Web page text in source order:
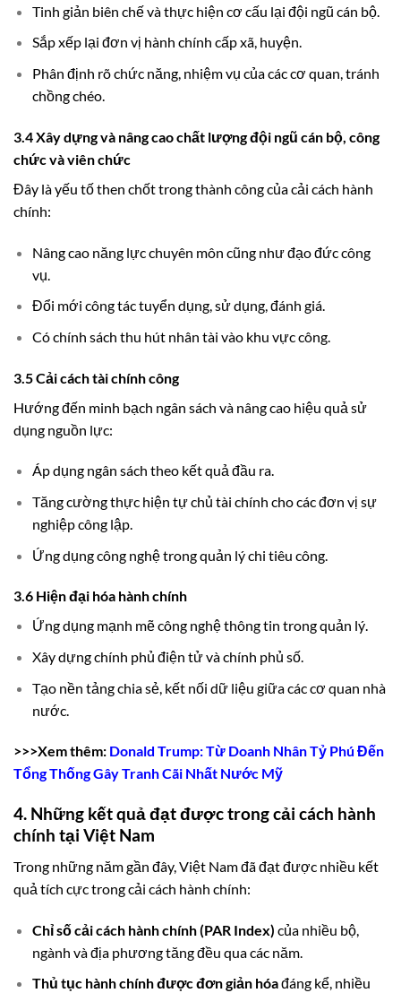
Tinh giản biên chế và thực hiện cơ cấu lại đội ngũ cán bộ.
Sắp xếp lại đơn vị hành chính cấp xã, huyện.
Phân định rõ chức năng, nhiệm vụ của các cơ quan, tránh
chồng chéo.
3.4 Xây dựng và nâng cao chất lượng đội ngũ cán bộ, công
chức và viên chức
Đây là yếu tố then chốt trong thành công của cải cách hành
chính:
Nâng cao năng lực chuyên môn cũng như đạo đức công
vụ.
Đổi mới công tác tuyển dụng, sử dụng, đánh giá.
Có chính sách thu hút nhân tài vào khu vực công.
3.5 Cải cách tài chính công
Hướng đến minh bạch ngân sách và nâng cao hiệu quả sử
dụng nguồn lực:
Áp dụng ngân sách theo kết quả đầu ra.
Tăng cường thực hiện tự chủ tài chính cho các đơn vị sự
nghiệp công lập.
Ứng dụng công nghệ trong quản lý chi tiêu công.
3.6 Hiện đại hóa hành chính
Ứng dụng mạnh mẽ công nghệ thông tin trong quản lý.
Xây dựng chính phủ điện tử và chính phủ số.
Tạo nền tảng chia sẻ, kết nối dữ liệu giữa các cơ quan nhà
nước.
>>>Xem thêm: Donald Trump: Từ Doanh Nhân Tỷ Phú Đến
Tổng Thống Gây Tranh Cãi Nhất Nước Mỹ
4. Những kết quả đạt được trong cải cách hành
chính tại Việt Nam
Trong những năm gần đây, Việt Nam đã đạt được nhiều kết
quả tích cực trong cải cách hành chính:
Chỉ số cải cách hành chính (PAR Index) của nhiều bộ,
ngành và địa phương tăng đều qua các năm.
Thủ tục hành chính được đơn giản hóađáng kể, nhiều